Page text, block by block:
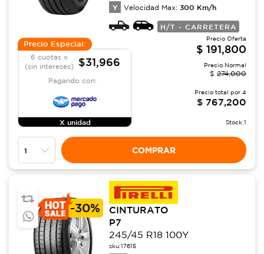
Y Velocidad Max: 300 Km/h
H/T - CARRETERA
Precio Especial:
6 cuotas x
(sin intereses)
$31,966
Pagando con:
X unidad
Precio Oferta
$ 191,800
Precio Normal
$ 274,000
Precio total por 4
$ 767,200
Stock:1
COMPRAR
-30%
CINTURATO
P7
245/45 R18 100Y
sku:17615